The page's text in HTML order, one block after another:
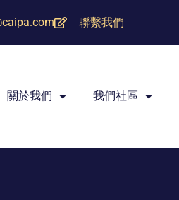
聯繫我們
關於我們 我們社區